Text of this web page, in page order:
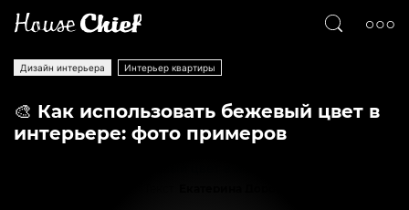
Дизайн интерьера Интерьер квартиры
🎨 Как использовать бежевый цвет в
интерьере: фото примеров